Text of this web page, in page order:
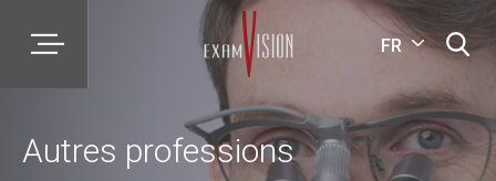
Autres professions
FR